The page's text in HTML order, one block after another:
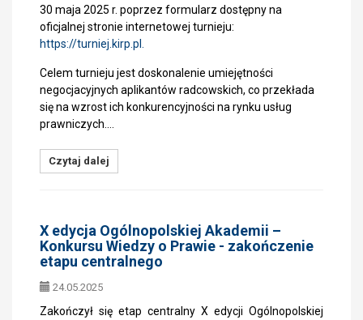
30 maja 2025 r. poprzez formularz dostępny na
oficjalnej stronie internetowej turnieju:
https://turniej.kirp.pl.
Celem turnieju jest doskonalenie umiejętności
negocjacyjnych aplikantów radcowskich, co przekłada
się na wzrost ich konkurencyjności na rynku usług
prawniczych.…
Czytaj dalej
X edycja Ogólnopolskiej Akademii –
Konkursu Wiedzy o Prawie - zakończenie
etapu centralnego
24.05.2025
Zakończył się etap centralny X edycji Ogólnopolskiej